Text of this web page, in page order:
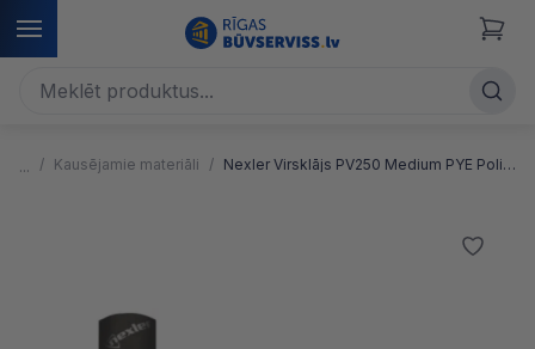
Kausējamie materiāli Nexler Virsklājs PV250 Medium PYE Poliesters 6m2 5.2mm